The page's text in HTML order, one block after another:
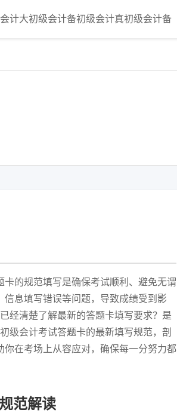
计大初级会计备初级会计真初级会计备
的规范填写是确保考试顺利、避免无谓
息填写错误等问题，导致成绩受到影
经清楚了解最新的答题卡填写要求？是
级会计考试答题卡的最新填写规范，剖
在考场上从容应对，确保每一分努力都
范解读